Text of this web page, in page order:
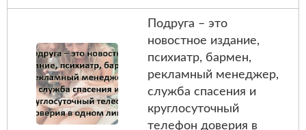
Подруга – это
новостное издание,
психиатр, бармен,
рекламный менеджер,
служба спасения и
круглосуточный
телефон доверия в